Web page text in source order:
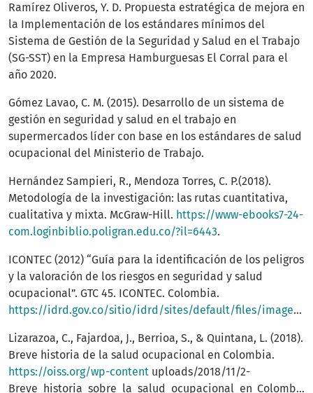
Ramírez Oliveros, Y. D. Propuesta estratégica de mejora en
la Implementación de los estándares mínimos del
Sistema de Gestión de la Seguridad y Salud en el Trabajo
(SG-SST) en la Empresa Hamburguesas El Corral para el
año 2020.
Gómez Lavao, C. M. (2015). Desarrollo de un sistema de
gestión en seguridad y salud en el trabajo en
supermercados líder con base en los estándares de salud
ocupacional del Ministerio de Trabajo.
Hernández Sampieri, R., Mendoza Torres, C. P.(2018).
Metodología de la investigación: las rutas cuantitativa,
cualitativa y mixta. McGraw-Hill. https://www-ebooks7-24-
com.loginbiblio.poligran.edu.co/?il=6443.
ICONTEC (2012) “Guía para la identificación de los peligros
y la valoración de los riesgos en seguridad y salud
ocupacional”. GTC 45. ICONTEC. Colombia.
https://idrd.gov.co/sitio/idrd/sites/default/files/imagenes/gtc450.pdf
Lizarazoa, C., Fajardoa, J., Berrioa, S., & Quintana, L. (2018).
Breve historia de la salud ocupacional en Colombia.
https://oiss.org/wp-content uploads/2018/11/2-
Breve_historia_sobre_la_salud_ocupacional_en_Colombia1.pdf.